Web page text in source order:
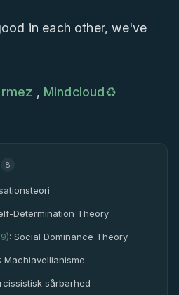
in each other, we've
, Mindcloud♻️
8
Determination Theory
): Social Dominance Theory
: Machiavellianisme
sårbarhed